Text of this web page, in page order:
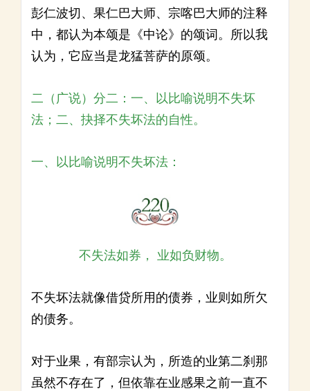
彭仁波切、果仁巴大师、宗喀巴大师的注释
中，都认为本颂是《中论》的颂词。所以我
认为，它应当是龙猛菩萨的原颂。
二（广说）分二：一、以比喻说明不失坏
法；二、抉择不失坏法的自性。
一、以比喻说明不失坏法：
不失法如券， 业如负财物。
不失坏法就像借贷所用的债券，业则如所欠
的债务。
对于业果，有部宗认为，所造的业第二刹那
虽然不存在了，但依靠在业感果之前一直不